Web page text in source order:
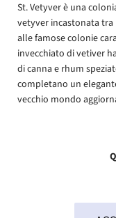
St. Vetyver è una
vetyver incastonata tra
alle famose colonie
invecchiato di vetiver
di canna e rhum
completano un
vecchio mondo